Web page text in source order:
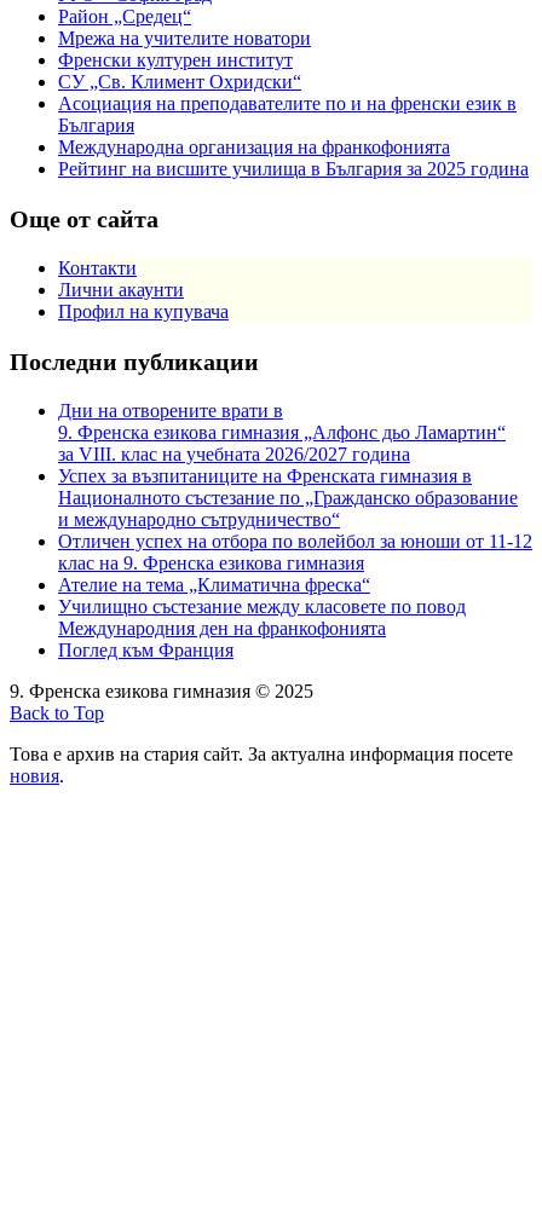
Район „Средец“
Мрежа на учителите новатори
Френски културен институт
СУ „Св. Климент Охридски“
Асоциация на преподавателите по и на френски език в
България
Международна организация на франкофонията
Рейтинг на висшите училища в България за 2025 година
Още от сайта
Контакти
Лични акаунти
Профил на купувача
Последни публикации
Дни на отворените врати в
9. Френска езикова гимназия „Алфонс дьо Ламартин“
за VIII. клас на учебната 2026/2027 година
Успех за възпитаниците на Френската гимназия в
Националното състезание по „Гражданско образование
и международно сътрудничество“
Отличен успех на отбора по волейбол за юноши от 11-12
клас на 9. Френска езикова гимназия
Ателие на тема „Климатична фреска“
Училищно състезание между класовете по повод
Международния ден на франкофонията
Поглед към Франция
9. Френска езикова гимназия © 2025
Back to Top
Това е архив на стария сайт. За актуална информация посете
новия.